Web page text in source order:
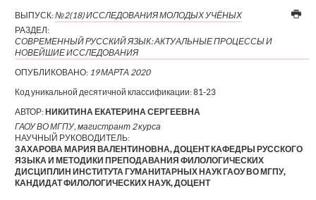
ВЫПУСК:№2(18) ИССЛЕДОВАНИЯ МОЛОДЫХ УЧЁНЫХ
РАЗДЕЛ:
СОВРЕМЕННЫЙ РУССКИЙ ЯЗЫК: АКТУАЛЬНЫЕ ПРОЦЕССЫ И
НОВЕЙШИЕ ИССЛЕДОВАНИЯ
ОПУБЛИКОВАНО: 19 МАРТА 2020
Код уникальной десятичной классификации:81-23
АВТОР:НИКИТИНА ЕКАТЕРИНА СЕРГЕЕВНА
ГАОУ ВО МГПУ, магистрант 2 курса
НАУЧНЫЙ РУКОВОДИТЕЛЬ:
ЗАХАРОВА МАРИЯ ВАЛЕНТИНОВНА, ДОЦЕНТ КАФЕДРЫ РУССКОГО
ЯЗЫКА И МЕТОДИКИ ПРЕПОДАВАНИЯ ФИЛОЛОГИЧЕСКИХ
ДИСЦИПЛИН ИНСТИТУТА ГУМАНИТАРНЫХ НАУК ГАОУ ВО МГПУ,
КАНДИДАТ ФИЛОЛОГИЧЕСКИХ НАУК, ДОЦЕНТ